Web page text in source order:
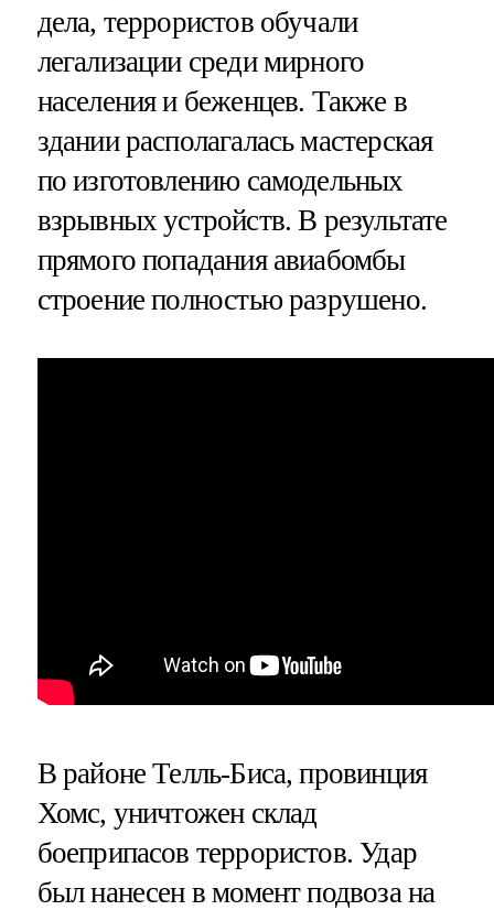
дела, террористов обучали
легализации среди мирного
населения и беженцев. Также в
здании располагалась мастерская
по изготовлению самодельных
взрывных устройств. В результате
прямого попадания авиабомбы
строение полностью разрушено.
В районе Телль-Биса, провинция
Хомс, уничтожен склад
боеприпасов террористов. Удар
был нанесен в момент подвоза на